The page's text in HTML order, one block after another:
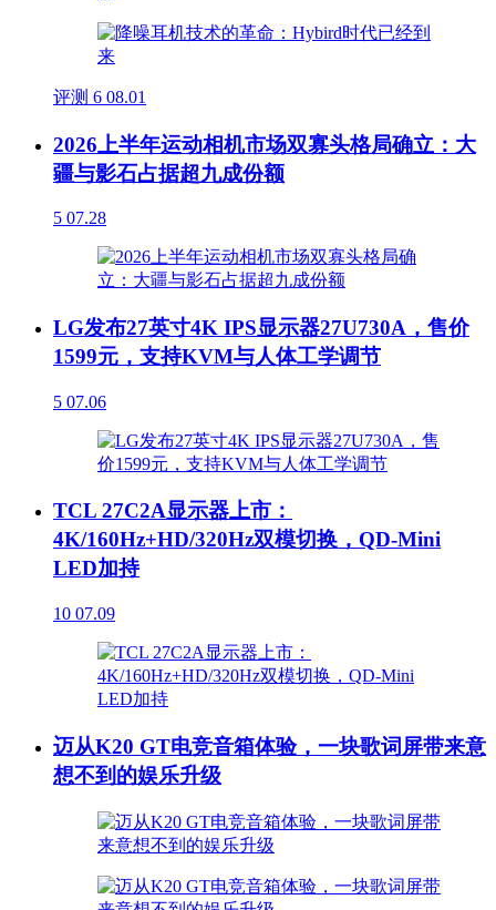
评测 6 08.01
2026上半年运动相机市场双寡头格局确立：大
疆与影石占据超九成份额
5 07.28
LG发布27英寸4K IPS显示器27U730A，售价
1599元，支持KVM与人体工学调节
5 07.06
TCL 27C2A显示器上市：
4K/160Hz+HD/320Hz双模切换，QD-Mini
LED加持
10 07.09
迈从K20 GT电竞音箱体验，一块歌词屏带来意
想不到的娱乐升级